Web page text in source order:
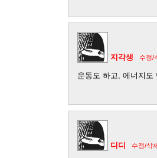
지각생 수정/
운동도 하고, 에너지
디디 수정/삭